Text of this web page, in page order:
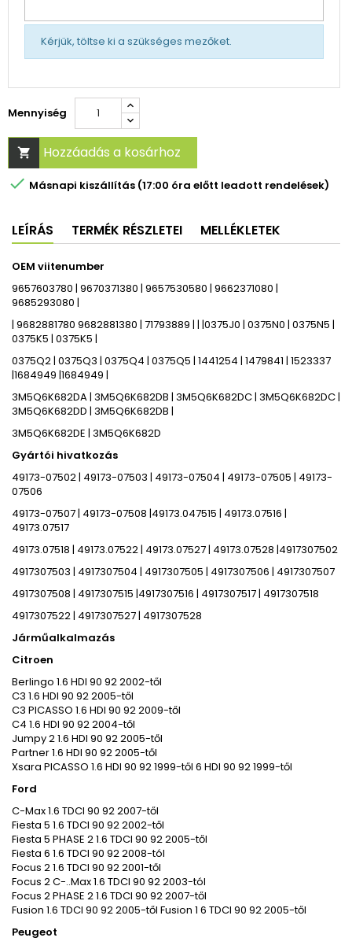
Kérjük, töltse ki a szükséges mezőket.
Mennyiség
 Hozzáadás a kosárhoz
 Másnapi kiszállítás (17:00 óra előtt leadott rendelések)
LEÍRÁS TERMÉK RÉSZLETEI MELLÉKLETEK
OEM viitenumber
9657603780 | 9670371380 | 9657530580 | 9662371080 |
9685293080 |
| 9682881780 9682881380 | 71793889 | | |0375J0 | 0375N0 | 0375N5 |
0375K5 | 0375K5 |
0375Q2 | 0375Q3 | 0375Q4 | 0375Q5 | 1441254 | 1479841 | 1523337
|1684949 |1684949 |
3M5Q6K682DA | 3M5Q6K682DB | 3M5Q6K682DC | 3M5Q6K682DC |
3M5Q6K682DD | 3M5Q6K682DB |
3M5Q6K682DE | 3M5Q6K682D
Gyártói hivatkozás
49173-07502 | 49173-07503 | 49173-07504 | 49173-07505 | 49173-
07506
49173-07507 | 49173-07508 |49173.047515 | 49173.07516 |
49173.07517
49173.07518 | 49173.07522 | 49173.07527 | 49173.07528 |4917307502
4917307503 | 4917307504 | 4917307505 | 4917307506 | 4917307507
4917307508 | 4917307515 |4917307516 | 4917307517 | 4917307518
4917307522 | 4917307527 | 4917307528
Járműalkalmazás
Citroen
Berlingo 1.6 HDI 90 92 2002-től
C3 1.6 HDI 90 92 2005-től
C3 PICASSO 1.6 HDI 90 92 2009-től
C4 1.6 HDI 90 92 2004-től
Jumpy 2 1.6 HDI 90 92 2005-től
Partner 1.6 HDI 90 92 2005-től
Xsara PICASSO 1.6 HDI 90 92 1999-től 6 HDI 90 92 1999-től
Ford
C-Max 1.6 TDCI 90 92 2007-től
Fiesta 5 1.6 TDCI 90 92 2002-től
Fiesta 5 PHASE 2 1.6 TDCI 90 92 2005-től
Fiesta 6 1.6 TDCI 90 92 2008-tól
Focus 2 1.6 TDCI 90 92 2001-től
Focus 2 C-..Max 1.6 TDCI 90 92 2003-tól
Focus 2 PHASE 2 1.6 TDCI 90 92 2007-től
Fusion 1.6 TDCI 90 92 2005-től Fusion 1 6 TDCI 90 92 2005-től
Peugeot